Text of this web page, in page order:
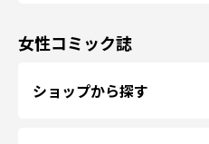
女性コミック誌
ショップから探す